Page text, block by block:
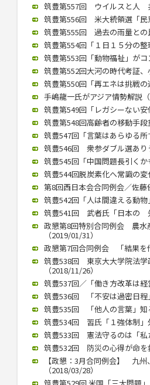
筑豊第557回 ウイルスと人
筑豊第556回 米大統領選「民
筑豊第555回 過去の雨量との
筑豊第554回「１日１５分の
筑豊第553回「動物福祉」が
筑豊第552回大河の時代考証
筑豊第550回「再エネは挑戦
手嶋龍一氏がアジア情勢解説（
筑豊第549回「レガシーない
筑豊第548回高齢者の移動手
筑豊547回「言葉はあらゆる
筑豊546回 衆参ダブル選あり
筑豊545回「中国問題長引く
筑豊544回脱炭素化へ常識の
第8回西日本会合同例会／佐藤
筑豊542回「人は間違える動
筑豊541回 武者氏「日本の
政懇第8回特別合同例会 農水
（2019/01/31）
政懇第7回合同例会 「結果を
筑豊538回 東京大大学院法
（2018/11/26）
筑豊537回／「働き方改革は
筑豊536回 「不安は過密日程
筑豊535回 「他人の言葉」知
筑豊534回 習氏「１強体制」
筑豊533回 憲法守るのは「私
筑豊532回 防災の心得が命を
【政懇：3月合同例会】 九
（2018/03/28）